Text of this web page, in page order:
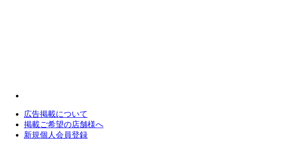
広告掲載について
掲載ご希望の店舗様へ
新規個人会員登録